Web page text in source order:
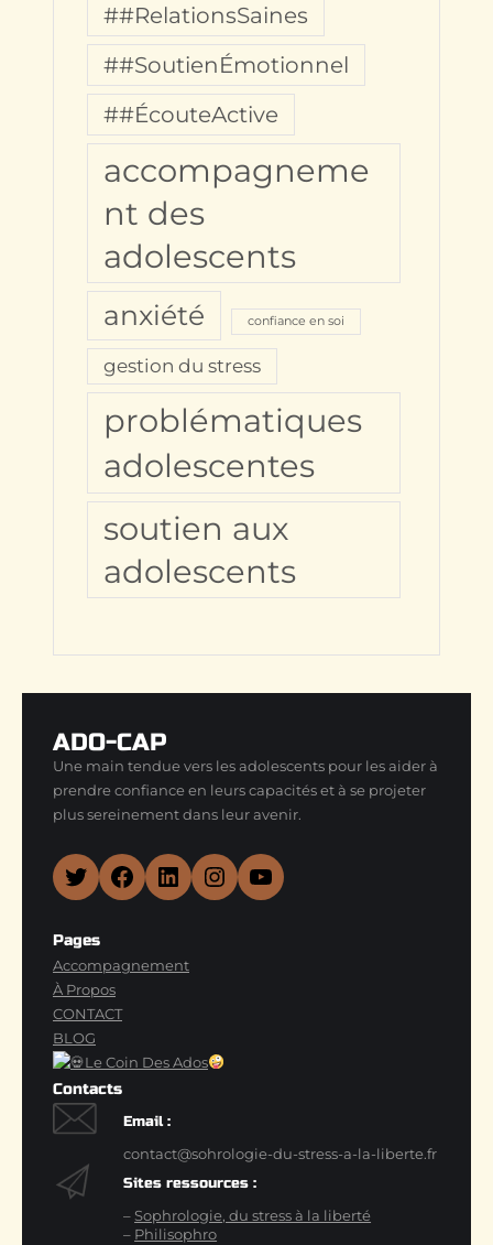
##RelationsSaines
##SoutienÉmotionnel
##ÉcouteActive
accompagneme
nt des
adolescents
anxiété confiance en soi
gestion du stress
problématiques
adolescentes
soutien aux
adolescents
ADO-CAP
Une main tendue vers les adolescents pour les aider à
prendre confiance en leurs capacités et à se projeter
plus sereinement dans leur avenir.
Twitter Facebook LinkedIn Instagram YouTube
Pages
Accompagnement
À Propos
CONTACT
BLOG
Le Coin Des Ados
Contacts
Email :
contact@sohrologie-du-stress-a-la-liberte.fr
Sites ressources :
– Sophrologie, du stress à la liberté
– Philisophro